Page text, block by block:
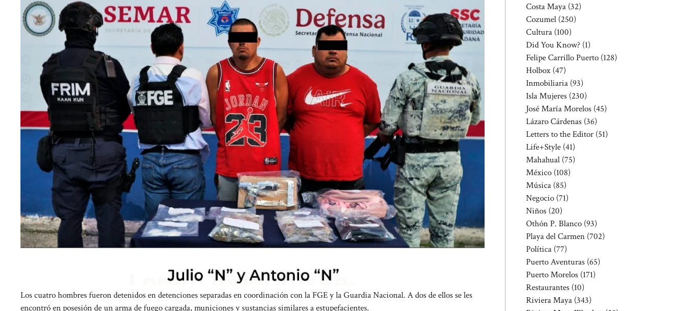
Los cuatro hombres fueron detenidos en detenciones separadas en coordinación con la FGE y la Guardia Nacional. A dos de ellos se les
encontró en posesión de un arma de fuego cargada, municiones y sustancias similares a estupefacientes.
Costa Maya (32)
Cozumel (250)
Cultura (100)
Did You Know? (1)
Felipe Carrillo Puerto (128)
Holbox (47)
Inmobiliaria (93)
Isla Mujeres (230)
José María Morelos (45)
Lázaro Cárdenas (36)
Letters to the Editor (51)
Life+Style (41)
Mahahual (75)
México (108)
Música (85)
Negocio (71)
Niños (20)
Othón P. Blanco (93)
Playa del Carmen (702)
Política (77)
Puerto Aventuras (65)
Puerto Morelos (171)
Restaurantes (10)
Riviera Maya (343)